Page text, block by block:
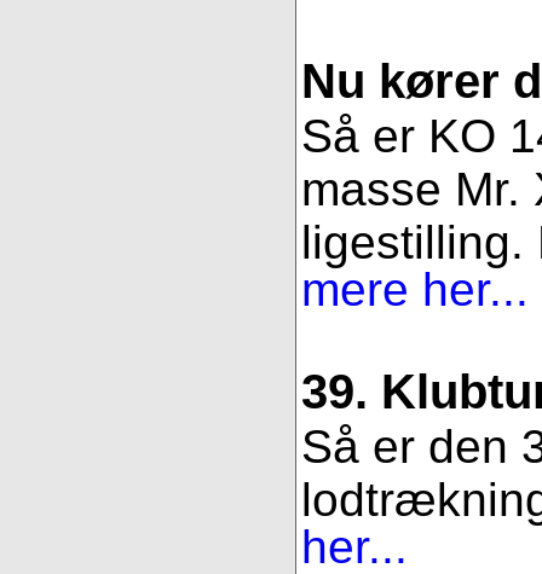
Nu kører
Så er KO
masse Mr.
mere her...
39.
Så er den
her...